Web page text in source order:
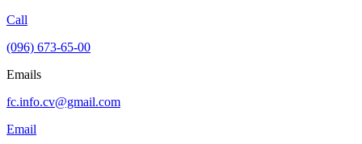
Call
(096) 673-65-00
Emails
fc.info.cv@gmail.com
Email